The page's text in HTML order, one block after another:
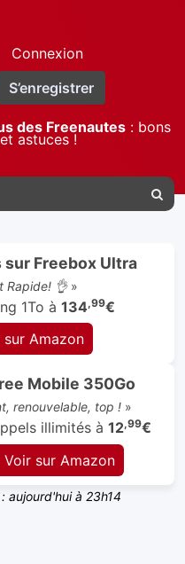
Connexion
S’enregistrer
des Freenautes: bons
astuces !
Freebox Ultra
Rapide! 👌»
1To à 134,99€
Amazon
Mobile 350Go
renouvelable, top !»
illimités à 12,99€
sur Amazon
aujourd'hui à 23h14